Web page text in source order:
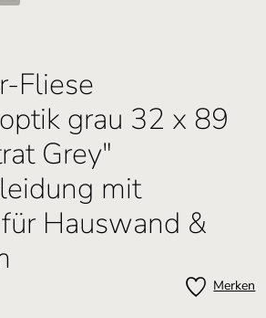
Fliese
grau 32 x 89
Grey"
mit
Hauswand &
Merken